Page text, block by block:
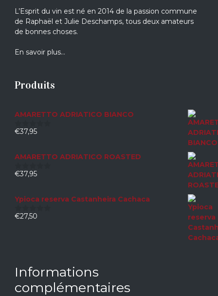
L’Esprit du vin est né en 2014 de la passion commune
de Raphaël et Julie Deschamps, tous deux amateurs
de bonnes choses.
En savoir plus…
Produits
AMARETTO ADRIATICO BIANCO
0
€37,95
AMARETTO ADRIATICO ROASTED
0
€37,95
Ypioca reserva Castanheira Cachaca
0
€27,50
Informations
complémentaires